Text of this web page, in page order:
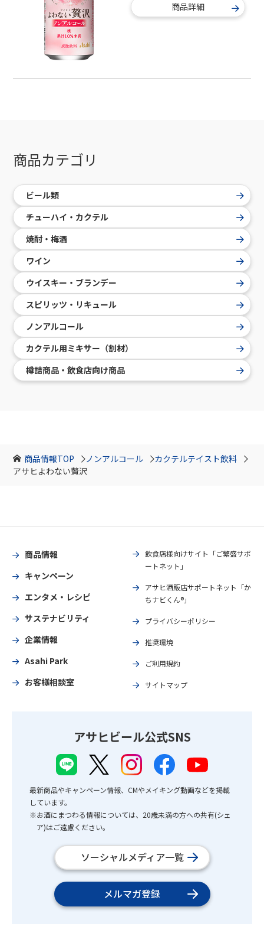
商品情報TOP ノンアルコール
カクテルテイスト飲料
アサヒよわない贅沢
商品詳細
商品カテゴリ
ビール類
チューハイ・カクテル
焼酎・梅酒
ワイン
ウイスキー・ブランデー
スピリッツ・リキュール
ノンアルコール
カクテル用ミキサー（割材）
樽詰商品・飲食店向け商品
商品情報
キャンペーン
エンタメ・レシピ
サステナビリティ
企業情報
Asahi Park
お客様相談室
飲食店様向けサイト「ご繁盛サポ
ートネット」
アサヒ酒販店サポートネット「か
ちナビくん®」
プライバシーポリシー
推奨環境
ご利用規約
サイトマップ
アサヒビール公式SNS
最新商品やキャンペーン情報、CMやメイキング動画などを掲載
しています。
※お酒にまつわる情報については、20歳未満の方への共有(シェ
ア)はご遠慮ください。
ソーシャルメディア一覧
メルマガ登録